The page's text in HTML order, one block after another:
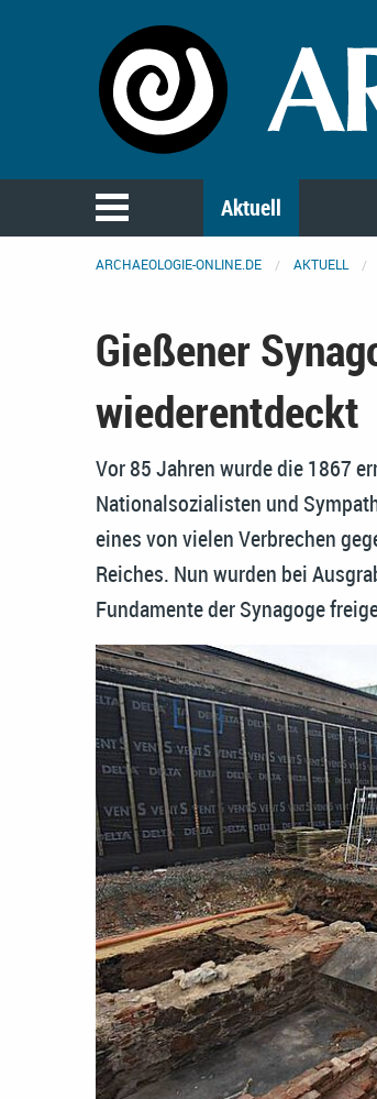
Aktuell
ARCHAEOLOGIE-ONLINE.DE AKTUELL
Gießener
wiederentdeckt
Vor 85 Jahren wurde die 1867
Nationalsozialisten und
eines von vielen Verbrechen
Reiches. Nun wurden bei
Fundamente der Synagoge